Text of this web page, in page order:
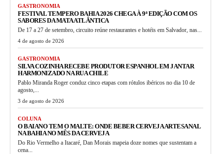
GASTRONOMIA
FESTIVAL TEMPERO BAHIA 2026 CHEGA À 9ª EDIÇÃO COM OS
SABORES DA MATA ATLÂNTICA
De 17 a 27 de setembro, circuito reúne restaurantes e hotéis em Salvador, nas...
4 de agosto de 2026
GASTRONOMIA
SILVA COZINHA RECEBE PRODUTOR ESPANHOL EM JANTAR
HARMONIZADO NA RUA CHILE
Pablo Miranda Roger conduz cinco etapas com rótulos ibéricos no dia 10 de
agosto,...
3 de agosto de 2026
COLUNA
O BAIANO TEM O MALTE: ONDE BEBER CERVEJA ARTESANAL
NA BAHIA NO MÊS DA CERVEJA
Do Rio Vermelho a Itacaré, Dan Morais mapeia doze nomes que sustentam a
cena...